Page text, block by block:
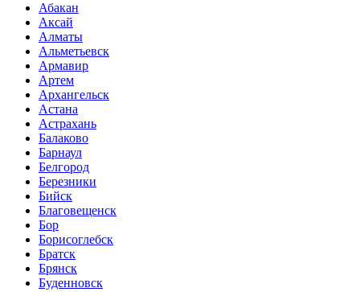
Абакан
Аксай
Алматы
Альметьевск
Армавир
Артем
Архангельск
Астана
Астрахань
Балаково
Барнаул
Белгород
Березники
Бийск
Благовещенск
Бор
Борисоглебск
Братск
Брянск
Буденновск